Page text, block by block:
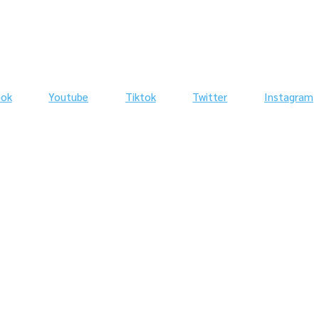
Youtube Tiktok Twitter Instagram